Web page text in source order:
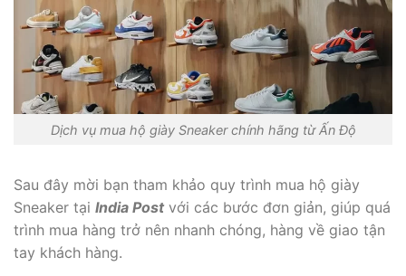
Dịch vụ mua hộ giày Sneaker chính hãng từ Ấn Độ
Sau đây mời bạn tham khảo quy trình mua hộ giày
Sneaker tại India Postvới các bước đơn giản, giúp quá
trình mua hàng trở nên nhanh chóng, hàng về giao tận
tay khách hàng.